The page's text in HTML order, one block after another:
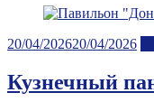
Posted
20/04/202620/04/2026
Кузнечный